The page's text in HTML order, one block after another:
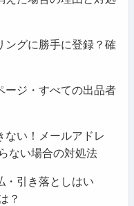
ングに勝手に登録？確
ージ・すべての出品者
ない！メールアドレ
ない場合の対処法
・引き落としはい
？